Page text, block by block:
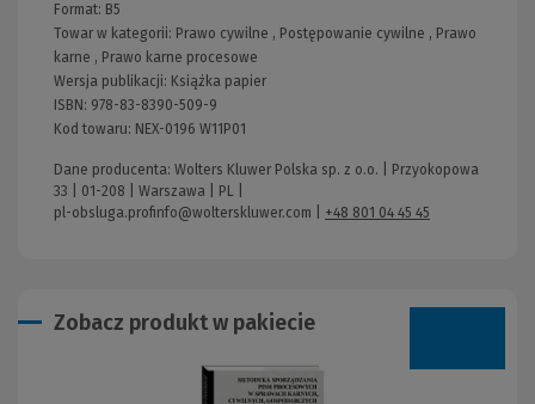
Format: B5
Towar w kategorii: Prawo cywilne , Postępowanie cywilne , Prawo
karne , Prawo karne procesowe
Wersja publikacji: Książka papier
ISBN: 978-83-8390-509-9
Kod towaru: NEX-0196 W11P01
Dane producenta: Wolters Kluwer Polska sp. z o.o. | Przyokopowa
33 | 01-208 | Warszawa | PL |
pl-obsluga.profinfo@wolterskluwer.com
+48 801 04 45 45
Zobacz produkt w pakiecie